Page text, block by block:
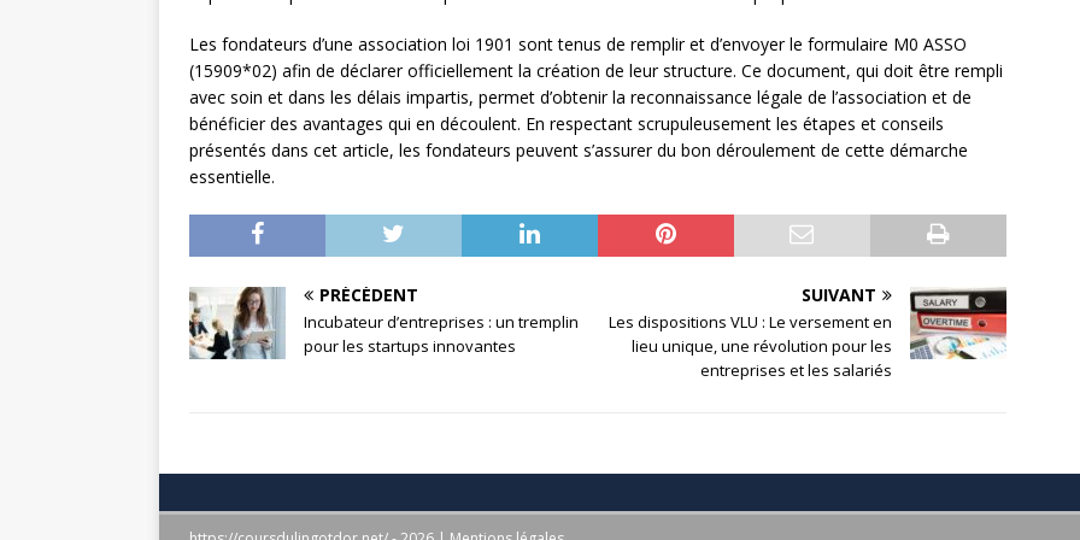
Les fondateurs d’une association loi 1901 sont tenus de remplir et d’envoyer le formulaire M0 ASSO
(15909*02) afin de déclarer officiellement la création de leur structure. Ce document, qui doit être rempli
avec soin et dans les délais impartis, permet d’obtenir la reconnaissance légale de l’association et de
bénéficier des avantages qui en découlent. En respectant scrupuleusement les étapes et conseils
présentés dans cet article, les fondateurs peuvent s’assurer du bon déroulement de cette démarche
essentielle.
PRÉCÉDENT
Incubateur d’entreprises : un tremplin
pour les startups innovantes
SUIVANT
Les dispositions VLU : Le versement en
lieu unique, une révolution pour les
entreprises et les salariés